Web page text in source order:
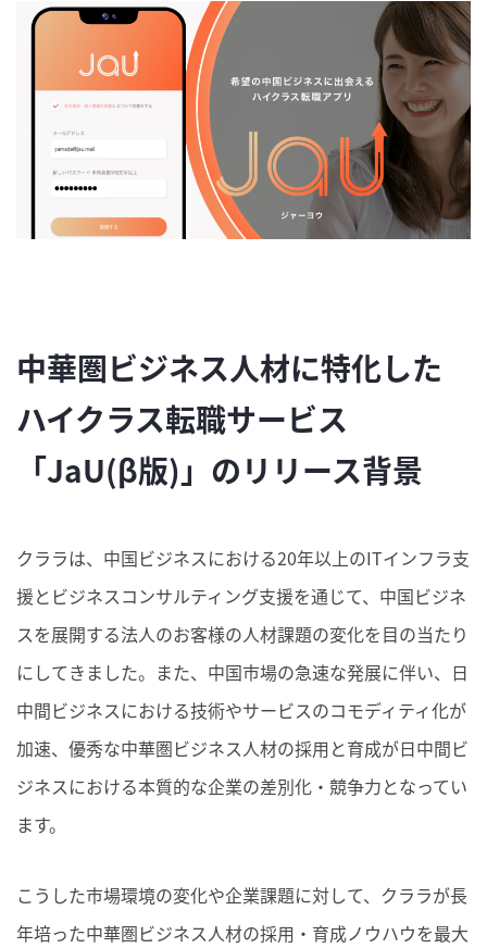
中華圏ビジネス人材に特化した
ハイクラス転職サービス
「JaU(β版)」のリリース背景
クララは、中国ビジネスにおける20年以上のITインフラ支
援とビジネスコンサルティング支援を通じて、中国ビジネ
スを展開する法人のお客様の人材課題の変化を目の当たり
にしてきました。また、中国市場の急速な発展に伴い、日
中間ビジネスにおける技術やサービスのコモディティ化が
加速、優秀な中華圏ビジネス人材の採用と育成が日中間ビ
ジネスにおける本質的な企業の差別化・競争力となってい
ます。
こうした市場環境の変化や企業課題に対して、クララが長
年培った中華圏ビジネス人材の採用・育成ノウハウを最大